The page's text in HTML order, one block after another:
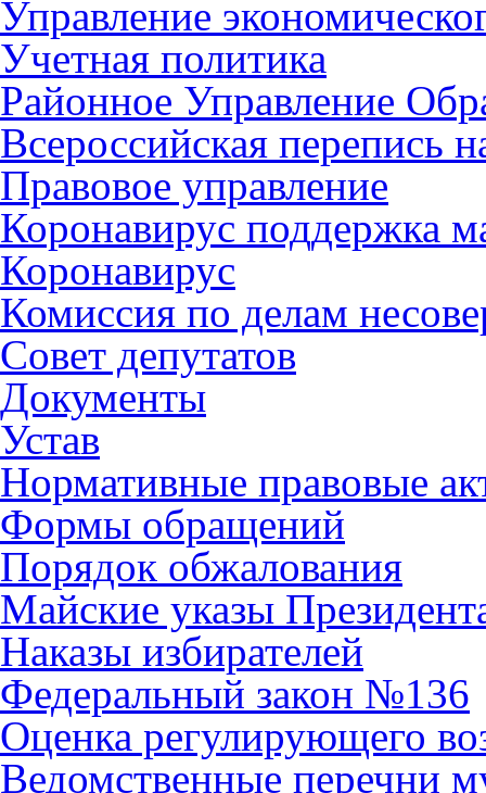
Управление
Учетная политика
Районное Управление
Всероссийская перепись
Правовое управление
Коронавирус поддержка
Коронавирус
Комиссия по делам
Совет депутатов
Документы
Устав
Нормативные правовые
Формы обращений
Порядок обжалования
Майские указы
Наказы избирателей
Федеральный закон №136
Оценка регулирующего
Ведомственные перечни